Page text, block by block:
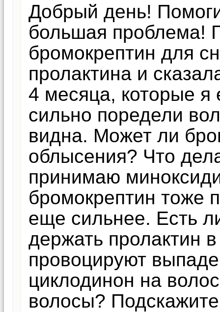
Добрый день!
большая проблема!
бромокрептин для
пролактина и
4 месяца, которые
сильно поредели
видна. Может ли
облысения? Что
принимаю
бромокрептин тоже
еще сильнее. Есть
держать пролактин
провоцируют
циклодинон на
волосы?